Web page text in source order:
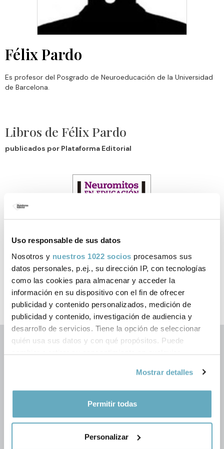
Uso responsable de sus datos
Nosotros y nuestros 1022 socios procesamos sus
datos personales, p.ej., su dirección IP, con tecnologías
como las cookies para almacenar y acceder la
información en su dispositivo con el fin de ofrecer
publicidad y contenido personalizados, medición de
publicidad y contenido, investigación de audiencia y
desarrollo de servicios. Tiene la opción de seleccionar
quién usa sus datos y con qué propósitos. Puede
cambiar o retirar su consentimiento en cualquier
Si lo permite, también quisiéramos:
geográfica que puede tener una precisión de varios
Mostrar detalles
Permitir todas
Personalizar
Félix Pardo
Es profesor del Posgrado de Neuroeducación de la Universidad
de Barcelona.
Libros de Félix Pardo
publicados por Plataforma Editorial
‹